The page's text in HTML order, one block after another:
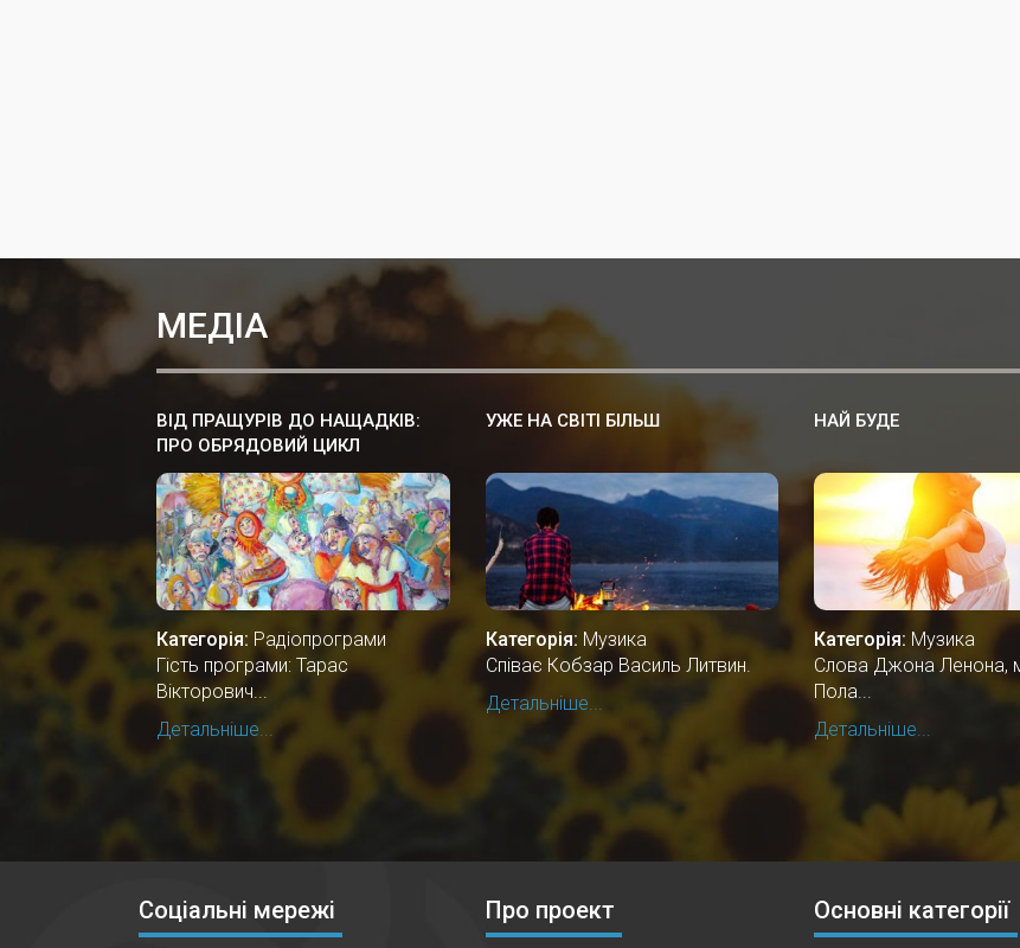
МЕДІА
ВІД ПРАЩУРІВ ДО НАЩАДКІВ:
ПРО ОБРЯДОВИЙ ЦИКЛ
ЗИМОВИХ СВЯТКУВАНЬ
Категорія: Радіопрограми
Гість програми: Тарас
Вікторович...
Детальніше...
УЖЕ НА СВІТІ БІЛЬШ
Категорія: Музика
Співає Кобзар Василь Литвин.
Детальніше...
НАЙ БУДЕ
Категорія: Музика
Слова Джона Ленона,
Пола...
Детальніше...
Соціальні мережі Про проект Основні категорії